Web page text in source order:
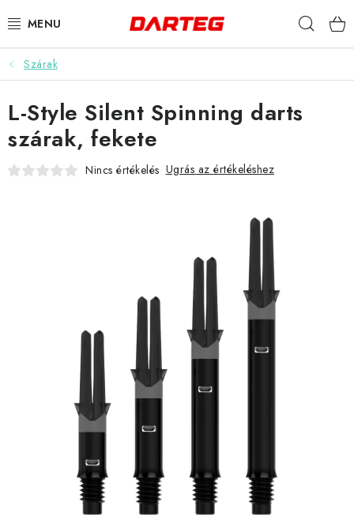
tartalomhoz
DARTS
DARTS TÁBLÁK
TARTOZÉKOK A TÁBLÁKHOZ
KIEGÉSZÍTŐK
Szárak
L-Style Silent Spinning darts
szárak, fekete
Nincs értékelés Ugrás az értékeléshez